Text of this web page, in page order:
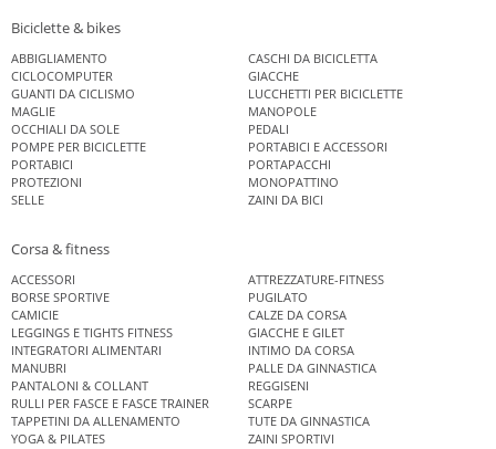
Biciclette & bikes
ABBIGLIAMENTO
CASCHI DA BICICLETTA
CICLOCOMPUTER
GIACCHE
GUANTI DA CICLISMO
LUCCHETTI PER BICICLETTE
MAGLIE
MANOPOLE
OCCHIALI DA SOLE
PEDALI
POMPE PER BICICLETTE
PORTABICI E ACCESSORI
PORTABICI
PORTAPACCHI
PROTEZIONI
MONOPATTINO
SELLE
ZAINI DA BICI
Corsa & fitness
ACCESSORI
ATTREZZATURE-FITNESS
BORSE SPORTIVE
PUGILATO
CAMICIE
CALZE DA CORSA
LEGGINGS E TIGHTS FITNESS
GIACCHE E GILET
INTEGRATORI ALIMENTARI
INTIMO DA CORSA
MANUBRI
PALLE DA GINNASTICA
PANTALONI & COLLANT
REGGISENI
RULLI PER FASCE E FASCE TRAINER
SCARPE
TAPPETINI DA ALLENAMENTO
TUTE DA GINNASTICA
YOGA & PILATES
ZAINI SPORTIVI